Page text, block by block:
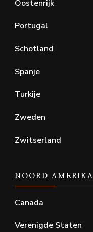
Oostenrijk
Portugal
Schotland
Spanje
Turkije
Zweden
Zwitserland
NOORD AMERIKA
Canada
Verenigde Staten